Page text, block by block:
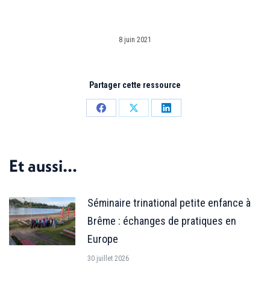
8 juin 2021
Partager cette ressource
PartagerPartagerPartager
Et aussi...
Séminaire trinational petite enfance à
Brême : échanges de pratiques en
Europe
30 juillet 2026